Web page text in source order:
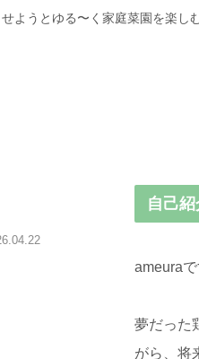
ようとゆる〜く家庭菜園を楽し
自己紹
ameuraで
夢だった
がら、将